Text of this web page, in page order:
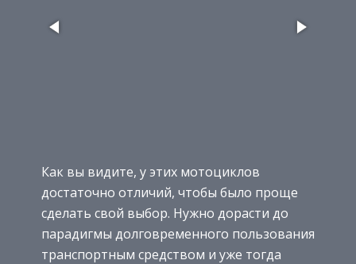
Как вы видите, у этих мотоциклов
достаточно отличий, чтобы было проще
сделать свой выбор. Нужно дорасти до
парадигмы долговременного пользования
транспортным средством и уже тогда